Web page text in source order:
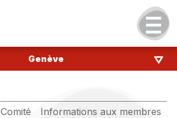
Genève
Comité Informations aux membres